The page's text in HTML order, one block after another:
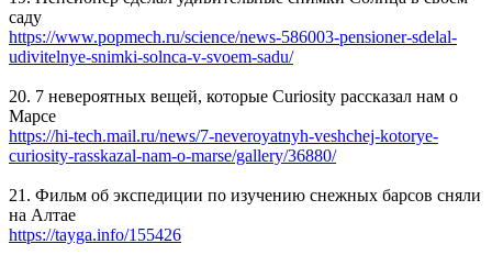
саду
https://www.popmech.ru/science/news-586003-pensioner-sdelal-
udivitelnye-snimki-solnca-v-svoem-sadu/
20. 7 невероятных вещей, которые Curiosity рассказал нам о
Марсе
https://hi-tech.mail.ru/news/7-neveroyatnyh-veshchej-kotorye-
curiosity-rasskazal-nam-o-marse/gallery/36880/
21. Фильм об экспедиции по изучению снежных барсов сняли
на Алтае
https://tayga.info/155426